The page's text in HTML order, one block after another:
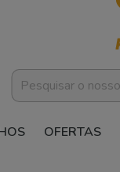
OFERTAS